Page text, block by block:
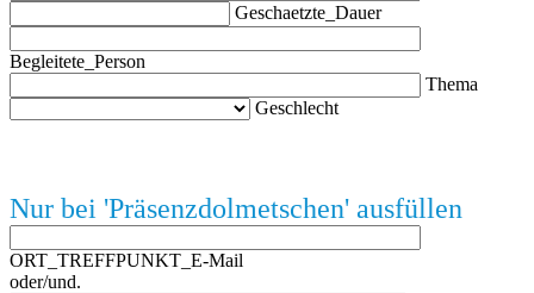
Geschaetzte_Dauer
Begleitete_Person
Thema
Geschlecht
Nur bei 'Präsenzdolmetschen' ausfüllen
ORT_TREFFPUNKT_E-Mail
oder/und.